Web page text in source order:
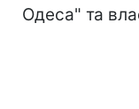
Одеса" та